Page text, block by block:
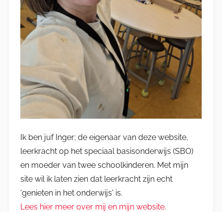
Ik ben juf Inger; de eigenaar van deze website,
leerkracht op het speciaal basisonderwijs (SBO)
en moeder van twee schoolkinderen. Met mijn
site wil ik laten zien dat leerkracht zijn echt
'genieten in het onderwijs' is.
Lees hier meer over mij en mijn website.